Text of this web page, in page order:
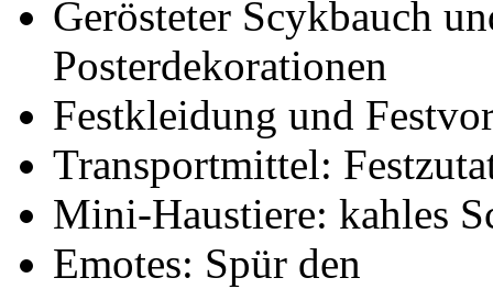
Gerösteter Scykbauch
Posterdekorationen
Festkleidung und
Transportmittel:
Mini-Haustiere: kahles
Emotes: Spür den